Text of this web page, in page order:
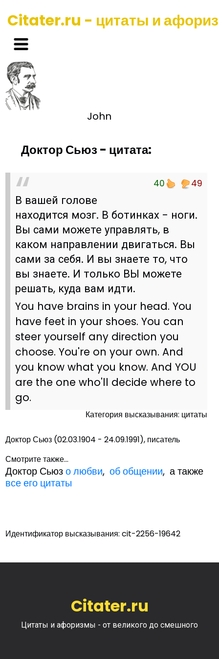
Citater.ru - цитаты и
John
Доктор Сьюз - цитата:
40 49
В вашей голове
находится мозг. В ботинках - ноги.
Вы сами можете управлять, в
каком направлении двигаться. Вы
сами за себя. И вы знаете то, что
вы знаете. И только ВЫ можете
решать, куда вам идти.
You have brains in your head. You
have feet in your shoes. You can
steer yourself any direction you
choose. You're on your own. And
you know what you know. And YOU
are the one who'll decide where to
go.
Категория высказывания: цитаты
Доктор Сьюз (02.03.1904 - 24.09.1991), писатель
Смотрите также...
Доктор Сьюзо любви,об общении, а также
все его цитаты
Идентификатор высказывания: cit-2256-19642
Citater.ru
Цитаты и афоризмы - от великого до смешного